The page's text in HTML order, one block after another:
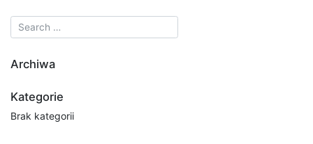
Archiwa
Kategorie
Brak kategorii